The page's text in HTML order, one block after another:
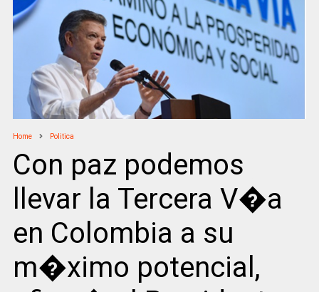
Home Politica
Con paz podemos
llevar la Tercera V�a
en Colombia a su
m�ximo potencial,